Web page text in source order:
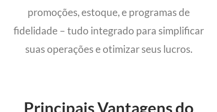
promoções, estoque, e programas de
fidelidade – tudo integrado para simplificar
suas operações e otimizar seus lucros.
Principais Vantagens do